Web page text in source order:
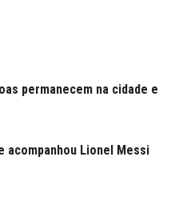
permanecem na cidade e
acompanhou Lionel Messi